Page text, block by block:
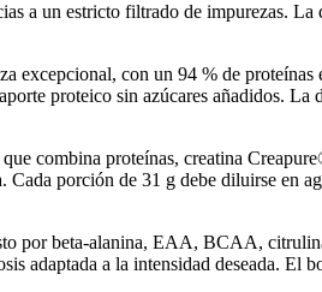
a un estricto filtrado de impurezas.
excepcional, con un 94 % de
proteico sin azúcares añadidos.
combina proteínas, creatina
Cada porción de 31 g debe diluirse en
por beta-alanina, EAA, BCAA,
adaptada a la intensidad deseada. El